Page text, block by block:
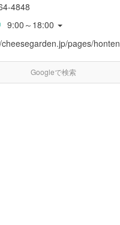
4848
9:00～18:00
pages/honten
Googleで検索